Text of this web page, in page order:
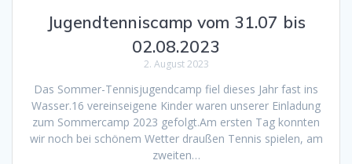
Jugendtenniscamp vom 31.07 bis
02.08.2023
2. August 2023
Das Sommer-Tennisjugendcamp fiel dieses Jahr fast ins
Wasser.16 vereinseigene Kinder waren unserer Einladung
zum Sommercamp 2023 gefolgt.Am ersten Tag konnten
wir noch bei schönem Wetter draußen Tennis spielen, am
zweiten…